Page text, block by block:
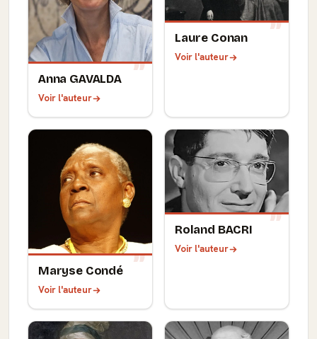
Anna GAVALDA
Voir l'auteur
Laure Conan
Voir l'auteur
Maryse Condé
Voir l'auteur
Roland BACRI
Voir l'auteur